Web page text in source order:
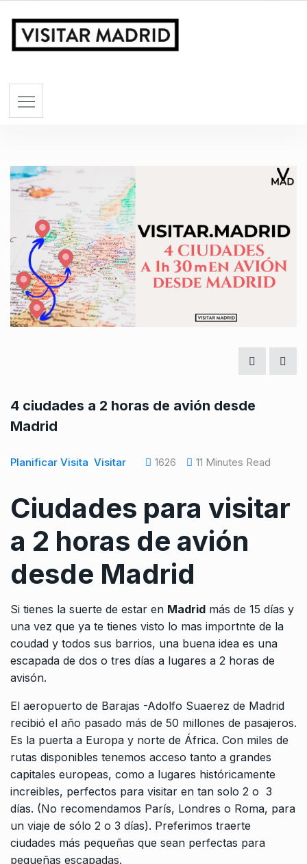
4 ciudades a 2 horas de avión desde
Madrid
Planificar Visita Visitar 1626 11 Minutes Read
Ciudades para visitar
a 2 horas de avión
desde Madrid
Si tienes la suerte de estar en Madrid más de 15 días y
una vez que ya te tienes visto lo mas importnte de la
coudad y todos sus barrios, una buena idea es una
escapada de dos o tres días a lugares a 2 horas de
avisón.
El aeropuerto de Barajas -Adolfo Suaerez de Madrid
recibió el año pasado más de 50 millones de pasajeros.
Es la puerta a Europa y norte de África. Con miles de
rutas disponibles tenemos acceso tanto a grandes
capitales europeas, como a lugares históricamente
increibles, perfectos para visitar en tan solo 2 o 3
días. (No recomendamos París, Londres o Roma, para
un viaje de sólo 2 o 3 días). Preferimos traerte
ciudades más pequeñas que sean perfectas para
pequeñas escapadas.